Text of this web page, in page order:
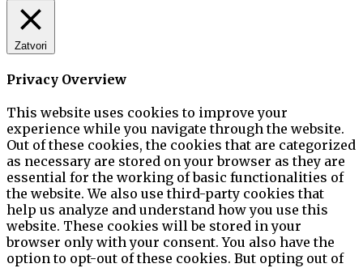
Zatvori
Privacy Overview
This website uses cookies to improve your
experience while you navigate through the website.
Out of these cookies, the cookies that are categorized
as necessary are stored on your browser as they are
essential for the working of basic functionalities of
the website. We also use third-party cookies that
help us analyze and understand how you use this
website. These cookies will be stored in your
browser only with your consent. You also have the
option to opt-out of these cookies. But opting out of